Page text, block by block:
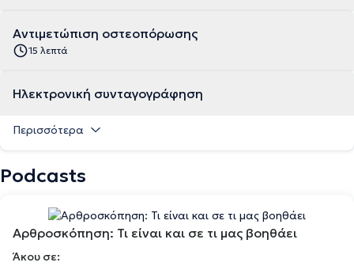
Αντιμετώπιση οστεοπόρωσης
15 λεπτά
Ηλεκτρονική συνταγογράφηση
Περισσότερα
Podcasts
Αρθροσκόπηση: Τι είναι και σε τι μας βοηθάει
Άκου σε: